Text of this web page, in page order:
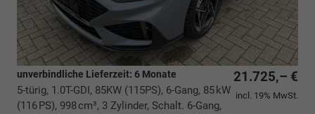
21.725,– €
incl. 19% MwSt.
unverbindliche Lieferzeit: 6 Monate
5-türig, 1.0T-GDI, 85KW (115PS), 6-Gang, 85 kW
(116 PS), 998 cm³, 3 Zylinder, Schalt. 6-Gang,